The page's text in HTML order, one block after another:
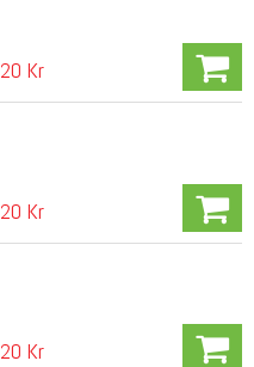
20 Kr
20 Kr
20 Kr